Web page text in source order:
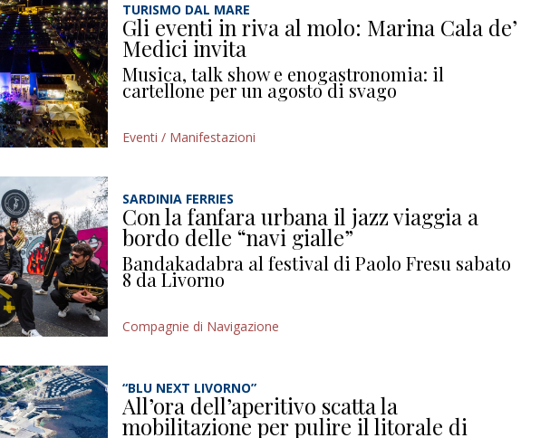
TURISMO DAL MARE
Gli eventi in riva al molo: Marina Cala de’
Medici invita
Musica, talk show e enogastronomia: il
cartellone per un agosto di svago
Eventi / Manifestazioni
SARDINIA FERRIES
Con la fanfara urbana il jazz viaggia a
bordo delle “navi gialle”
Bandakadabra al festival di Paolo Fresu sabato
8 da Livorno
Compagnie di Navigazione
“BLU NEXT LIVORNO”
All’ora dell’aperitivo scatta la
mobilitazione per pulire il litorale di